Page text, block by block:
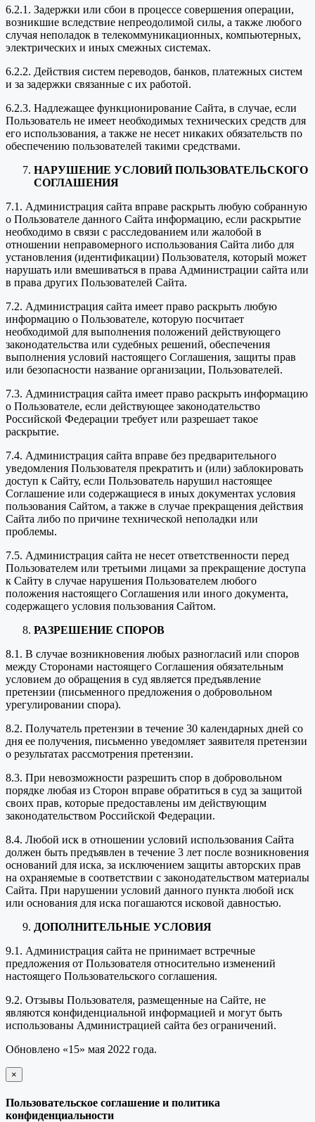
6.2.1. Задержки или сбои в процессе совершения операции,
возникшие вследствие непреодолимой силы, а также любого
случая неполадок в телекоммуникационных, компьютерных,
электрических и иных смежных системах.
6.2.2. Действия систем переводов, банков, платежных систем
и за задержки связанные с их работой.
6.2.3. Надлежащее функционирование Сайта, в случае, если
Пользователь не имеет необходимых технических средств для
его использования, а также не несет никаких обязательств по
обеспечению пользователей такими средствами.
НАРУШЕНИЕ УСЛОВИЙ ПОЛЬЗОВАТЕЛЬСКОГО
СОГЛАШЕНИЯ
7.1. Администрация сайта вправе раскрыть любую собранную
о Пользователе данного Сайта информацию, если раскрытие
необходимо в связи с расследованием или жалобой в
отношении неправомерного использования Сайта либо для
установления (идентификации) Пользователя, который может
нарушать или вмешиваться в права Администрации сайта или
в права других Пользователей Сайта.
7.2. Администрация сайта имеет право раскрыть любую
информацию о Пользователе, которую посчитает
необходимой для выполнения положений действующего
законодательства или судебных решений, обеспечения
выполнения условий настоящего Соглашения, защиты прав
или безопасности название организации, Пользователей.
7.3. Администрация сайта имеет право раскрыть информацию
о Пользователе, если действующее законодательство
Российской Федерации требует или разрешает такое
раскрытие.
7.4. Администрация сайта вправе без предварительного
уведомления Пользователя прекратить и (или) заблокировать
доступ к Сайту, если Пользователь нарушил настоящее
Соглашение или содержащиеся в иных документах условия
пользования Сайтом, а также в случае прекращения действия
Сайта либо по причине технической неполадки или
проблемы.
7.5. Администрация сайта не несет ответственности перед
Пользователем или третьими лицами за прекращение доступа
к Сайту в случае нарушения Пользователем любого
положения настоящего Соглашения или иного документа,
содержащего условия пользования Сайтом.
РАЗРЕШЕНИЕ СПОРОВ
8.1. В случае возникновения любых разногласий или споров
между Сторонами настоящего Соглашения обязательным
условием до обращения в суд является предъявление
претензии (письменного предложения о добровольном
урегулировании спора).
8.2. Получатель претензии в течение 30 календарных дней со
дня ее получения, письменно уведомляет заявителя претензии
о результатах рассмотрения претензии.
8.3. При невозможности разрешить спор в добровольном
порядке любая из Сторон вправе обратиться в суд за защитой
своих прав, которые предоставлены им действующим
законодательством Российской Федерации.
8.4. Любой иск в отношении условий использования Сайта
должен быть предъявлен в течение 3 лет после возникновения
оснований для иска, за исключением защиты авторских прав
на охраняемые в соответствии с законодательством материалы
Сайта. При нарушении условий данного пункта любой иск
или основания для иска погашаются исковой давностью.
ДОПОЛНИТЕЛЬНЫЕ УСЛОВИЯ
9.1. Администрация сайта не принимает встречные
предложения от Пользователя относительно изменений
настоящего Пользовательского соглашения.
9.2. Отзывы Пользователя, размещенные на Сайте, не
являются конфиденциальной информацией и могут быть
использованы Администрацией сайта без ограничений.
Обновлено «15» мая 2022 года.
×
закрыть
Пользовательское соглашение и политика
конфиденциальности